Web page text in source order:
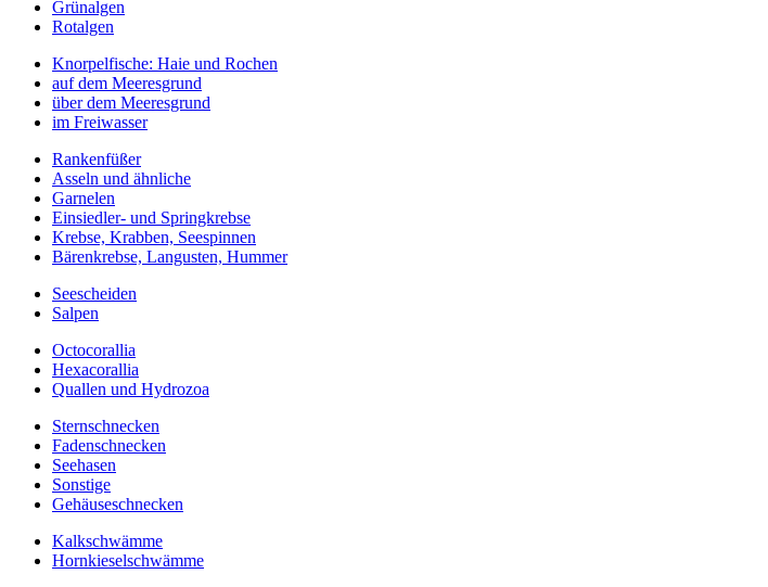
Grünalgen
Rotalgen
Knorpelfische: Haie und Rochen
auf dem Meeresgrund
über dem Meeresgrund
im Freiwasser
Rankenfüßer
Asseln und ähnliche
Garnelen
Einsiedler- und Springkrebse
Krebse, Krabben, Seespinnen
Bärenkrebse, Langusten, Hummer
Seescheiden
Salpen
Octocorallia
Hexacorallia
Quallen und Hydrozoa
Sternschnecken
Fadenschnecken
Seehasen
Sonstige
Gehäuseschnecken
Kalkschwämme
Hornkieselschwämme